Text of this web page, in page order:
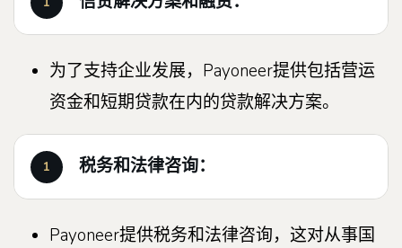
为了支持企业发展，Payoneer提供包括营运
资金和短期贷款在内的贷款解决方案。
税务和法律咨询：
Payoneer提供税务和法律咨询，这对从事国